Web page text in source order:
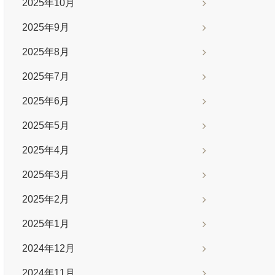
2025年10月
2025年9月
2025年8月
2025年7月
2025年6月
2025年5月
2025年4月
2025年3月
2025年2月
2025年1月
2024年12月
2024年11月